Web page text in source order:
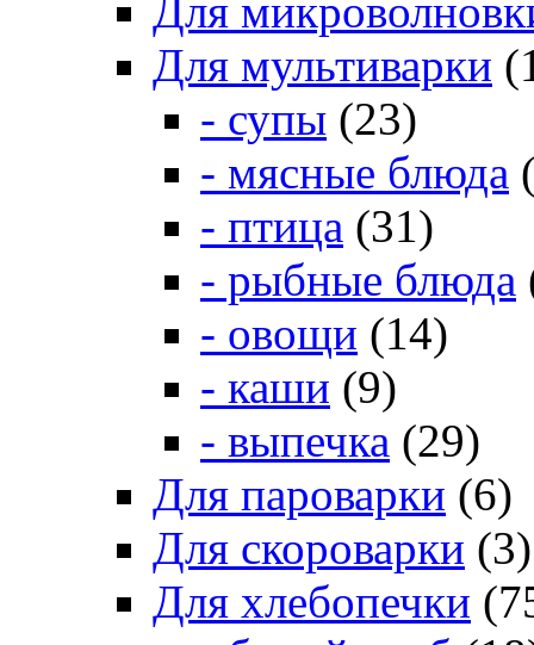
Для
Для мультиварки
- супы (23)
- мясные блюда
- птица (31)
- рыбные блюда
- овощи (14)
- каши (9)
- выпечка (29)
Для пароварки (6)
Для скороварки (3)
Для хлебопечки